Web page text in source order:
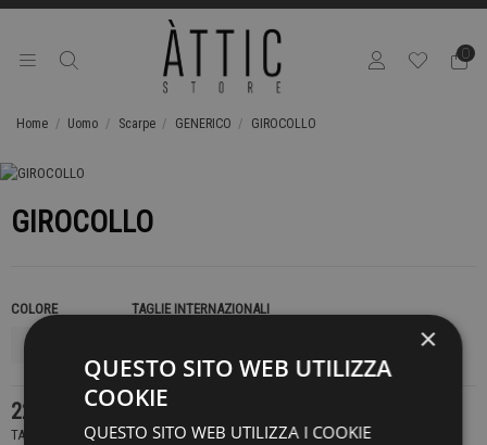
0
Home Uomo Scarpe GENERICO GIROCOLLO
GIROCOLLO
COLORE TAGLIE INTERNAZIONALI
229,00 €
TASSE INCLUSE
×
QUESTO SITO WEB UTILIZZA
COOKIE
QUESTO SITO WEB UTILIZZA I COOKIE